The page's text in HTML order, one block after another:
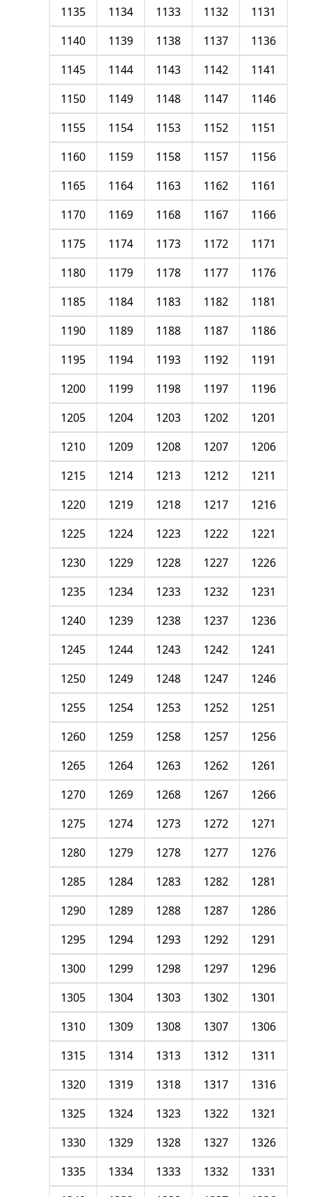
1131
1132
1133
1134
1135
1136
1137
1138
1139
1140
1141
1142
1143
1144
1145
1146
1147
1148
1149
1150
1151
1152
1153
1154
1155
1156
1157
1158
1159
1160
1161
1162
1163
1164
1165
1166
1167
1168
1169
1170
1171
1172
1173
1174
1175
1176
1177
1178
1179
1180
1181
1182
1183
1184
1185
1186
1187
1188
1189
1190
1191
1192
1193
1194
1195
1196
1197
1198
1199
1200
1201
1202
1203
1204
1205
1206
1207
1208
1209
1210
1211
1212
1213
1214
1215
1216
1217
1218
1219
1220
1221
1222
1223
1224
1225
1226
1227
1228
1229
1230
1231
1232
1233
1234
1235
1236
1237
1238
1239
1240
1241
1242
1243
1244
1245
1246
1247
1248
1249
1250
1251
1252
1253
1254
1255
1256
1257
1258
1259
1260
1261
1262
1263
1264
1265
1266
1267
1268
1269
1270
1271
1272
1273
1274
1275
1276
1277
1278
1279
1280
1281
1282
1283
1284
1285
1286
1287
1288
1289
1290
1291
1292
1293
1294
1295
1296
1297
1298
1299
1300
1301
1302
1303
1304
1305
1306
1307
1308
1309
1310
1311
1312
1313
1314
1315
1316
1317
1318
1319
1320
1321
1322
1323
1324
1325
1326
1327
1328
1329
1330
1331
1332
1333
1334
1335